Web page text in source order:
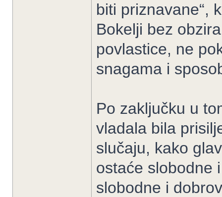
biti priznavane“,
Bokelji bez
povlastice, ne
snagama i
Po zaključku u
vladala bila
slučaju, kako
ostaće slobodne
slobodne i